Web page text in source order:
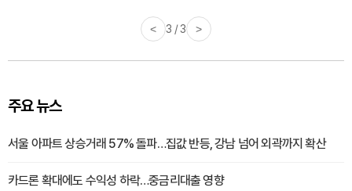
< 3 / 3 >
주요 뉴스
서울 아파트 상승거래 57% 돌파…집값 반등, 강남 넘어 외곽까지 확산
카드론 확대에도 수익성 하락…중금리대출 영향